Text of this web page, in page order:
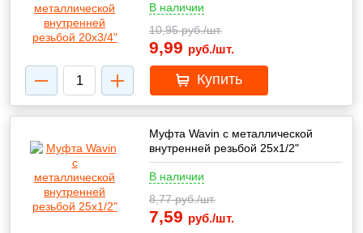
В наличии
10,95руб./шт.
9,99 руб./шт.
Купить
Муфта Wavin с металлической
внутренней резьбой 25х1/2"
В наличии
8,77руб./шт.
7,59 руб./шт.